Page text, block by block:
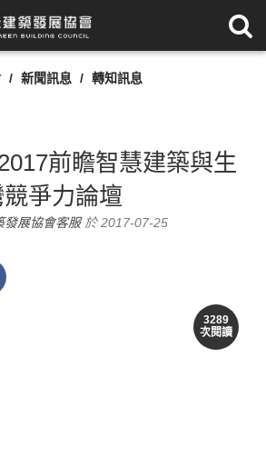
新聞訊息 轉知訊息
前瞻智慧建築與生
爭力論壇
發展協會客服於 2017-07-25
3289
次閱讀